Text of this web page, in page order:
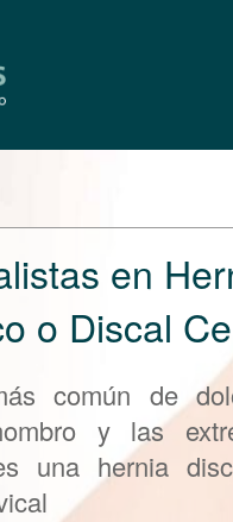
en
o Discal
común de
y las
una hernia